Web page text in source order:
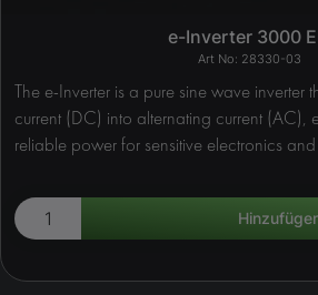
e-Inverter 3000
28330-03
The e-Inverter is a pure sine wave inverter
current (DC) into alternating current (AC),
reliable power for sensitive electronics